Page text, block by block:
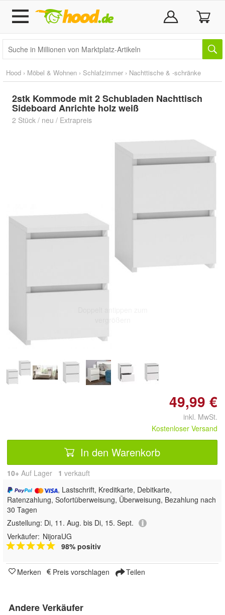
Hood › Möbel & Wohnen › Schlafzimmer › Nachttische & -schränke
2stk Kommode mit 2 Schubladen Nachttisch
Sideboard Anrichte holz weiß
2 Stück / neu / Extrapreis
49,99 €
inkl. MwSt.
Kostenloser Versand
In den Warenkorb
10+ Auf Lager 1 verkauft
, Lastschrift, Kreditkarte, Debitkarte,
Ratenzahlung, Sofortüberweisung, Überweisung, Bezahlung nach
30 Tagen
Zustellung: Di, 11. Aug. bis Di, 15. Sept.
Verkäufer: NijoraUG
98% positiv
Merken Preis vorschlagen Teilen
Andere Verkäufer